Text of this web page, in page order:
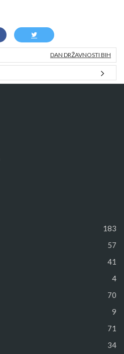
DAN DRŽAVNOSTI BIH
183
57
41
4
70
9
71
34